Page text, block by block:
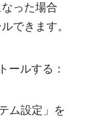
った場合
できます。
ールする：
ム設定」を